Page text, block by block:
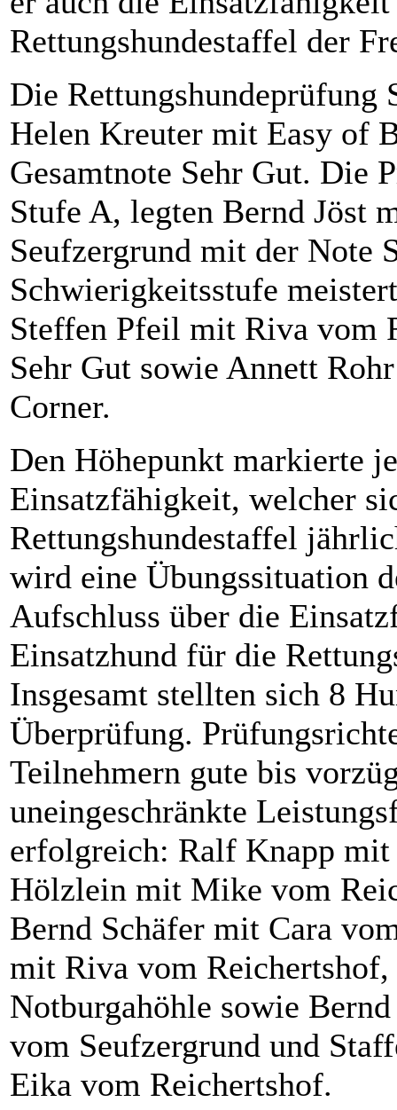
Rettungshundestaffel der
Die Rettungshundeprüfung
Helen Kreuter mit Easy of
Gesamtnote Sehr Gut. Die
Stufe A, legten Bernd Jöst
Seufzergrund mit der Note
Schwierigkeitsstufe
Steffen Pfeil mit Riva vom
Sehr Gut sowie Annett
Corner.
Den Höhepunkt markierte
Einsatzfähigkeit, welcher
Rettungshundestaffel
wird eine Übungssituation
Aufschluss über die
Einsatzhund für die
Insgesamt stellten sich 8
Überprüfung.
Teilnehmern gute bis
uneingeschränkte
erfolgreich: Ralf Knapp
Hölzlein mit Mike vom
Bernd Schäfer mit Cara
mit Riva vom
Notburgahöhle sowie
vom Seufzergrund und
Eika vom Reichertshof.